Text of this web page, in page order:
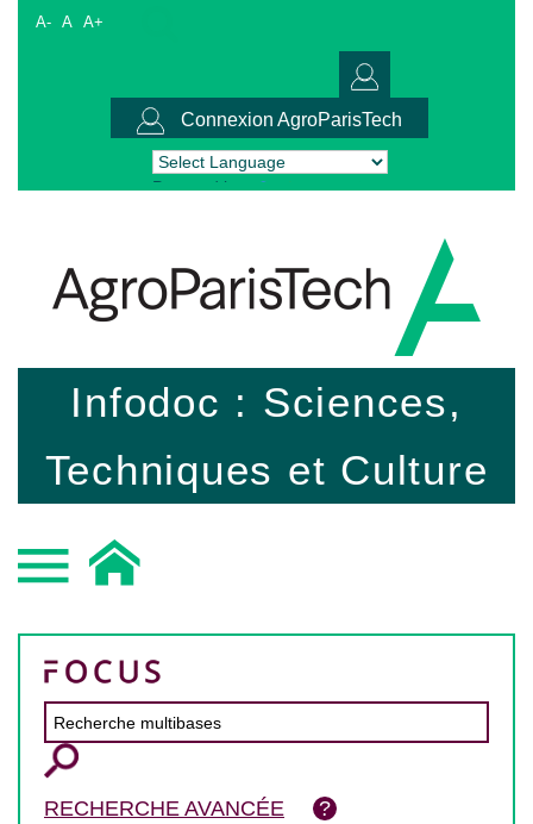
A- A A+
Connexion AgroParisTech
Powered by Translate
Infodoc : Sciences,
Techniques et Culture
RECHERCHE AVANCÉE